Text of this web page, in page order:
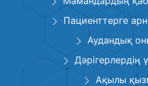
Пациенттерге
Аудандық
Дәрігерлердің
Ақылы